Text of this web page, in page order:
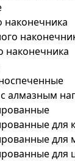
наконечника
наконечника
алмазным
для
для
для